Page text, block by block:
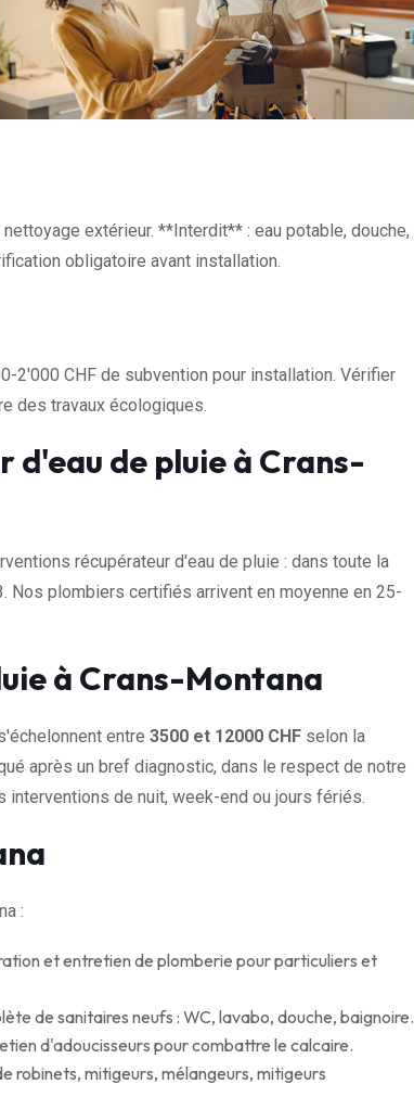
extérieur. **Interdit** : eau potable, douche,
obligatoire avant installation.
2'000 CHF de subvention pour installation. Vérifier
des travaux écologiques.
de pluie à Crans-
récupérateur d'eau de pluie : dans toute la
Nos plombiers certifiés arrivent en moyenne en 25-
à Crans-Montana
entre 3500 et 12000 CHF selon la
après un bref diagnostic, dans le respect de notre
de nuit, week-end ou jours fériés.
:
et entretien de plomberie pour particuliers et
de sanitaires neufs : WC, lavabo, douche, baignoire.
d'adoucisseurs pour combattre le calcaire.
robinets, mitigeurs, mélangeurs, mitigeurs